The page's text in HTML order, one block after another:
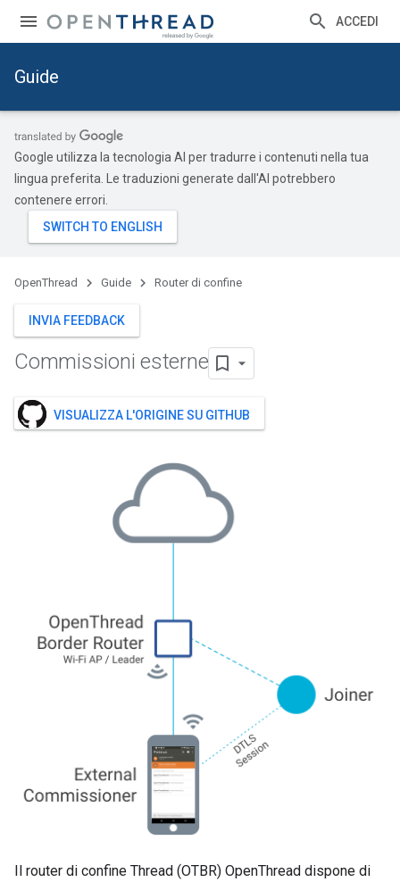
ACCEDI
Guide
Google utilizza la tecnologia AI per tradurre i contenuti nella tua
lingua preferita. Le traduzioni generate dall'AI potrebbero
contenere errori.
OpenThread Guide Router di confine
INVIA FEEDBACK
Commissioni esterne
VISUALIZZA L'ORIGINE SU GITHUB
Il router di confine Thread (OTBR) OpenThread dispone di